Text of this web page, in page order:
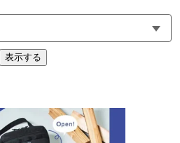
表示する